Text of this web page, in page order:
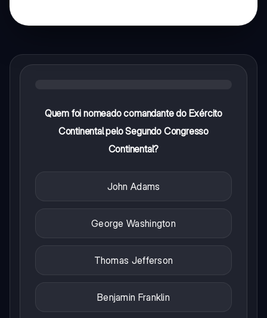
Quem foi nomeado comandante do Exército
Continental pelo Segundo Congresso
Continental?
John Adams
George Washington
Thomas Jefferson
Benjamin Franklin